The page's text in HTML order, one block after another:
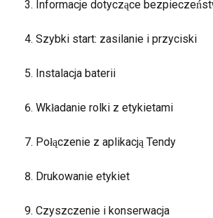
Informacje dotyczące
Szybki start: zasilanie i przyciski
Instalacja baterii
Wkładanie rolki z etykietami
Połączenie z aplikacją Tendy
Drukowanie etykiet
Czyszczenie i konserwacja